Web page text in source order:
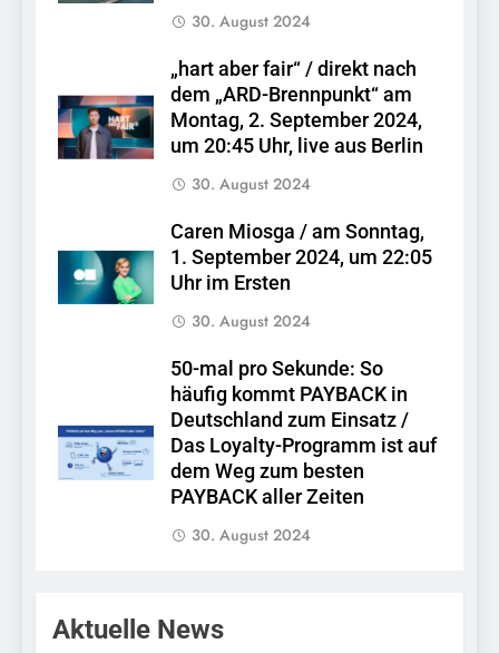
30. August 2024
„hart aber fair“ / direkt nach
dem „ARD-Brennpunkt“ am
Montag, 2. September 2024,
um 20:45 Uhr, live aus Berlin
30. August 2024
Caren Miosga / am Sonntag,
1. September 2024, um 22:05
Uhr im Ersten
30. August 2024
50-mal pro Sekunde: So
häufig kommt PAYBACK in
Deutschland zum Einsatz /
Das Loyalty-Programm ist auf
dem Weg zum besten
PAYBACK aller Zeiten
30. August 2024
Aktuelle News